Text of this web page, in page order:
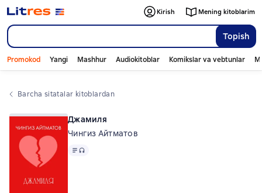
Topish
Kirish Mening kitoblarim
Promokod Yangi Mashhur Audiokitoblar Komikslar va vebtunlar
Barcha sitatalar kitoblardan
Джамиля
Чингиз Айтматов
Matn